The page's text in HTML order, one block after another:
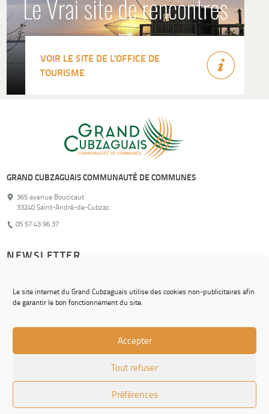
Le site internet du Grand Cubzaguais utilise des cookies non-publicitaires afin
de garantir le bon fonctionnement du site.
Accepter
Tout refuser
Préférences
VOIR LE SITE DE L'OFFICE DE
TOURISME
GRAND CUBZAGUAIS COMMUNAUTÉ DE COMMUNES
365 avenue Boucicaut
33240 Saint-André-de-Cubzac
05 57 43 96 37
NEWSLETTER
© Grand Cubzaguais Communauté de Communes
CHARTE GRAPHIQUE
ACCESSIBILITÉ : NON CONFORME